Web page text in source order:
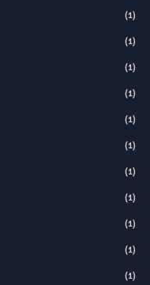
(1)
(1)
(1)
(1)
(1)
(1)
(1)
(1)
(1)
(1)
(1)